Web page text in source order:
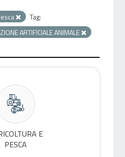
Tag:
ARTIFICIALE ANIMALE
E
PESCA